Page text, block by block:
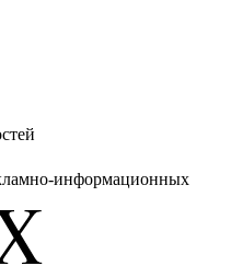
информационных